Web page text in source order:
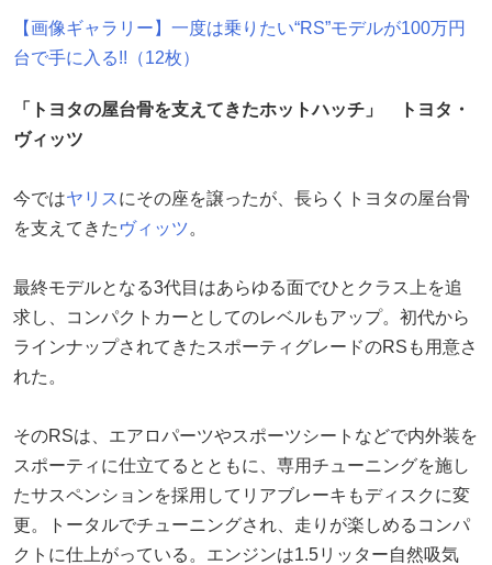
【画像ギャラリー】一度は乗りたい“RS”モデルが100万円
台で手に入る!!（12枚）
「トヨタの屋台骨を支えてきたホットハッチ」 トヨタ・
ヴィッツ
今ではヤリス にその座を譲ったが、長らくトヨタの屋台骨
を支えてきた ヴィッツ。
最終モデルとなる3代目はあらゆる面でひとクラス上を追
求し、コンパクトカーとしてのレベルもアップ。初代から
ラインナップされてきたスポーティグレードのRSも用意さ
れた。
そのRSは、エアロパーツやスポーツシートなどで内外装を
スポーティに仕立てるとともに、専用チューニングを施し
たサスペンションを採用してリアブレーキもディスクに変
更。トータルでチューニングされ、走りが楽しめるコンパ
クトに仕上がっている。エンジンは1.5リッター自然吸気